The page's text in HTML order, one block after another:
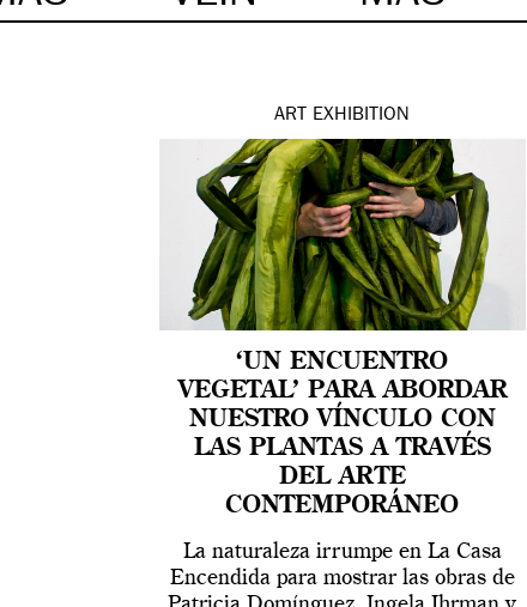
ART EXHIBITION
‘UN ENCUENTRO
VEGETAL’ PARA ABORDAR
NUESTRO VÍNCULO CON
LAS PLANTAS A TRAVÉS
DEL ARTE
CONTEMPORÁNEO
La naturaleza irrumpe en La Casa
Encendida para mostrar las obras de